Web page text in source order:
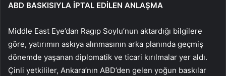
ABD BASKISIYLA İPTAL EDİLEN ANLAŞMA
Middle East Eye’dan Ragıp Soylu’nun aktardığı bilgilere
göre, yatırımın askıya alınmasının arka planında geçmiş
dönemde yaşanan diplomatik ve ticari kırılmalar yer aldı.
Çinli yetkililer, Ankara’nın ABD’den gelen yoğun baskılar